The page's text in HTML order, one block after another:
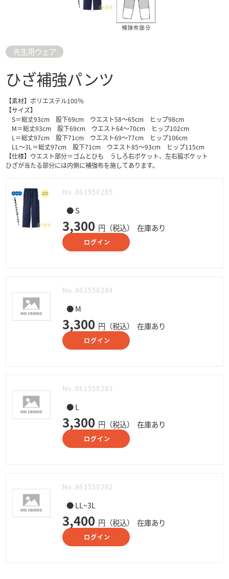
先生用ウェア
ひざ補強パンツ
【素材】ポリエステル100％
【サイズ】
S＝総丈93cm 股下69cm ウエスト58～65cm ヒップ98cm
M＝総丈93cm 股下69cm ウエスト64～70cm ヒップ102cm
L＝総丈97cm 股下71cm ウエスト69～77cm ヒップ106cm
LL～3L＝総丈97cm 股下71cm ウエスト85～93cm ヒップ115cm
【仕様】ウエスト部分＝ゴムとひも うしろ右ポケット、左右脇ポケット
ひざが当たる部分には内側に補強布を施してあります。
No.861550285
● S
3,300 円（税込） 在庫あり
ログイン
No.861550284
● M
3,300 円（税込） 在庫あり
ログイン
No.861550283
● L
3,300 円（税込） 在庫あり
ログイン
No.861550282
● LL~3L
3,400 円（税込） 在庫あり
ログイン